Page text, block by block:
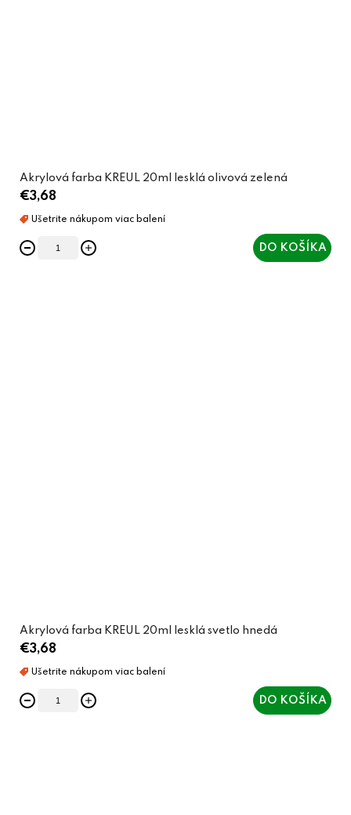
Akrylová farba KREUL 20ml lesklá olivová zelená
€3,68
DO KOŠÍKA
Akrylová farba KREUL 20ml lesklá svetlo hnedá
€3,68
DO KOŠÍKA